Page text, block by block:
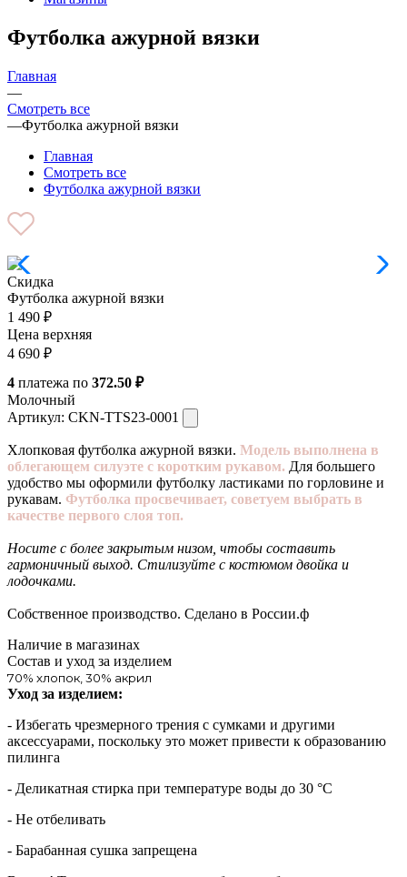
Футболка ажурной вязки
Главная
—
Смотреть все
—Футболка ажурной вязки
Главная
Смотреть все
Футболка ажурной вязки
Скидка
Футболка ажурной вязки
1 490 ₽
Цена верхняя
4 690 ₽
4 платежа по 372.50 ₽
Молочный
Артикул: CKN-TTS23-0001
Хлопковая футболка ажурной вязки. Модель выполнена в
облегающем силуэте с коротким рукавом. Для большего
удобство мы оформили футболку ластиками по горловине и
рукавам. Футболка просвечивает, советуем выбрать в
качестве первого слоя топ.
Носите с более закрытым низом, чтобы составить
гармоничный выход. Стилизуйте с костюмом двойка и
лодочками.
Собственное производство. Сделано в России.ф
Наличие в магазинах
Состав и уход за изделием
70% хлопок, 30% акрил
Уход за изделием:
- Избегать чрезмерного трения с сумками и другими
аксессуарами, поскольку это может привести к образованию
пилинга
- Деликатная стирка при температуре воды до 30 °C
- Не отбеливать
- Барабанная сушка запрещена